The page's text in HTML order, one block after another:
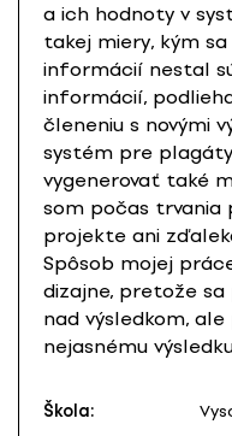
a ich hodnoty v
takej miery, kým
informácií nestal
informácií,
členeniu s novými
systém pre
vygenerovať také
som počas trvania
projekte ani
Spôsob mojej
dizajne, pretože
nad výsledkom,
nejasnému
Škola: